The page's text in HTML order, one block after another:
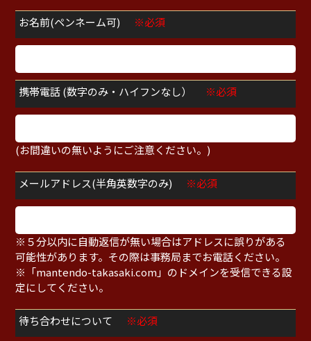
お名前(ペンネーム可) ※必須
携帯電話 (数字のみ・ハイフンなし） ※必須
(お間違いの無いようにご注意ください。)
メールアドレス(半角英数字のみ) ※必須
※５分以内に自動返信が無い場合はアドレスに誤りがある
可能性があります。その際は事務局までお電話ください。
※「mantendo-takasaki.com」のドメインを受信できる設
定にしてください。
待ち合わせについて ※必須